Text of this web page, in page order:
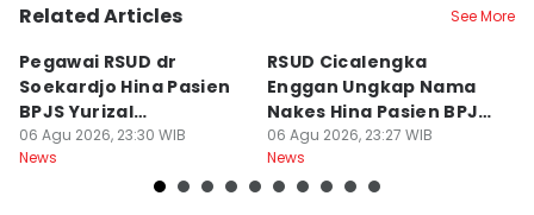
Related Articles See More
Pegawai RSUD dr
Soekardjo Hina Pasien
BPJS Yurizal
Mengundurkan Diri
06 Agu 2026, 23:30 WIB
News
RSUD Cicalengka
Enggan Ungkap Nama
Nakes Hina Pasien BPJS
Yurizal
06 Agu 2026, 23:27 WIB
News